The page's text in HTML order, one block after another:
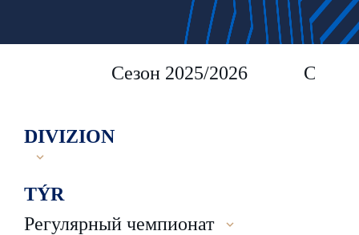
Сезон 2025/2026 Сезон
DIVIZION
TÝR
Регулярный чемпионат